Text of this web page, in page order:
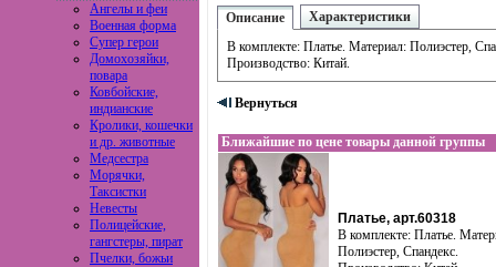
Ангелы и феи
Военная форма
Супер герои
Домохозяйки,
повара
Ковбойские,
индианские
Кролики, кошечки
и др. животные
Медсестра
Морячки,
Таксистки
Невесты
Полицейские,
гангстеры, пират
Пчелки, божьи
Описание
Характеристики
В комплекте: Платье. Материал: Полиэстер,
Производство: Китай.
Вернуться
Ближайшие по цене товары данной группы
Платье, арт.60318
В комплекте: Платье.
Полиэстер, Спандекс.